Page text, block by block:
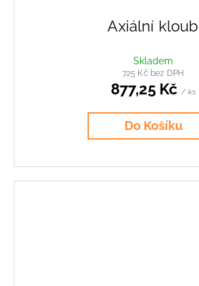
Axiální kloub
Skladem
725 Kč bez DPH
877,25 Kč / ks
Do Košíku